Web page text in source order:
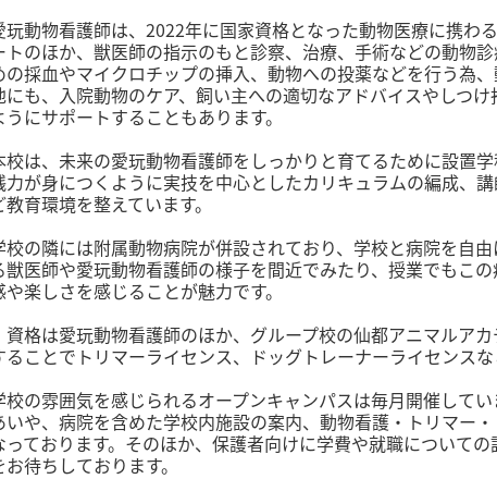
玩動物看護師は、2022年に国家資格となった動物医療に携わ
トのほか、獣医師の指示のもと診察、治療、手術などの動物
の採血やマイクロチップの挿入、動物への投薬などを行う為
にも、入院動物のケア、飼い主への適切なアドバイスやしつ
うにサポートすることもあります。
校は、未来の愛玩動物看護師をしっかりと育てるために設置
力が身につくように実技を中心としたカリキュラムの編成、
教育環境を整えています。
校の隣には附属動物病院が併設されており、学校と病院を自
獣医師や愛玩動物看護師の様子を間近でみたり、授業でもこ
や楽しさを感じることが魅力です。
資格は愛玩動物看護師のほか、グループ校の仙都アニマルア
ることでトリマーライセンス、ドッグトレーナーライセンス
校の雰囲気を感じられるオープンキャンパスは毎月開催して
いや、病院を含めた学校内施設の案内、動物看護・トリマー
っております。そのほか、保護者向けに学費や就職について
お待ちしております。